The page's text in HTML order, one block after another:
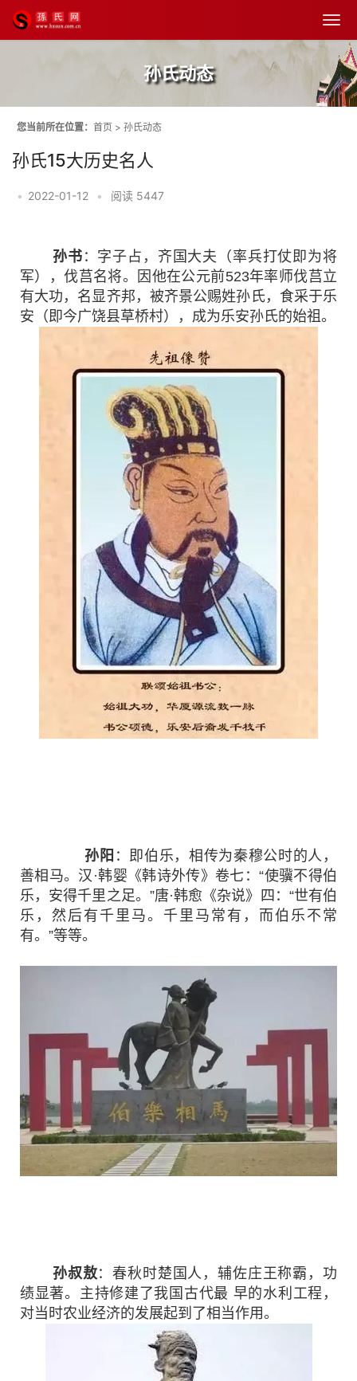
孙氏动态
您当前所在位置： 首页 > 孙氏动态
孙氏15大历史名人
• 2022-01-12 • 阅读 5447
孙书 ：字子占，齐国大夫（率兵打仗即为将
军），伐莒名将。因他在公元前523年率师伐莒立
有大功，名显齐邦，被齐景公赐姓孙氏，食采于乐
孙阳 ：即伯乐，相传为秦穆公时的人，
善相马。汉·韩婴《韩诗外传》卷七：“使骥不得伯
乐，安得千里之足。”唐·韩愈《杂说》四：“世有伯
乐，然后有千里马。千里马常有，而伯乐不常
有。”等等。
孙叔敖：春秋时楚国人，辅佐庄王称霸，功
绩显著。主持修建了我国古代最 早的水利工程，